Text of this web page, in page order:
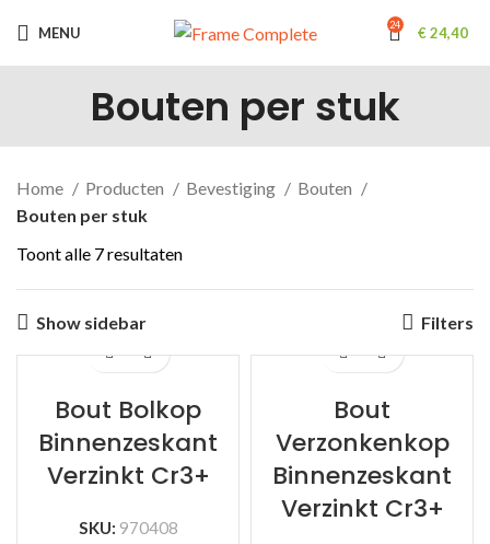
MENU 24 €24,40
Bouten per stuk
Home Producten Bevestiging
Bouten
Bouten per stuk
Toont alle 7 resultaten
Show sidebar Filters
Bout Bolkop
Binnenzeskant
Verzinkt Cr3+
SKU: 970408
Bout
Verzonkenkop
Binnenzeskant
Verzinkt Cr3+